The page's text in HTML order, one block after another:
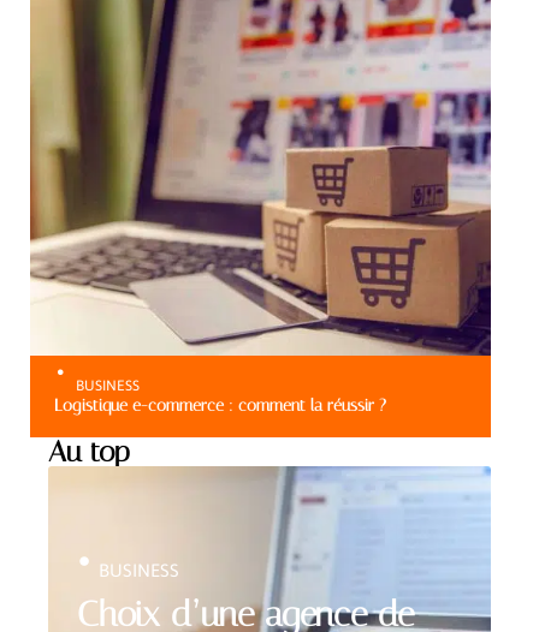
BUSINESS
Logistique e-commerce : comment la réussir ?
Au top
Choix d’une agence de
BUSINESS